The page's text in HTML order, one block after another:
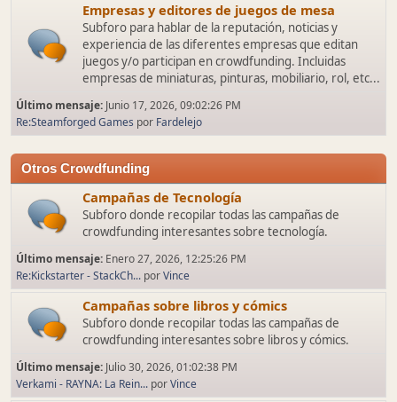
Empresas y editores de juegos de mesa
Subforo para hablar de la reputación, noticias y
experiencia de las diferentes empresas que editan
juegos y/o participan en crowdfunding. Incluidas
empresas de miniaturas, pinturas, mobiliario, rol, etc...
Último mensaje: Junio 17, 2026, 09:02:26 PM
Re:Steamforged Games por Fardelejo
Otros Crowdfunding
Campañas de Tecnología
Subforo donde recopilar todas las campañas de
crowdfunding interesantes sobre tecnología.
Último mensaje: Enero 27, 2026, 12:25:26 PM
Re:Kickstarter - StackCh... porVince
Campañas sobre libros y cómics
Subforo donde recopilar todas las campañas de
crowdfunding interesantes sobre libros y cómics.
Último mensaje: Julio 30, 2026, 01:02:38 PM
Verkami - RAYNA: La Rein... porVince